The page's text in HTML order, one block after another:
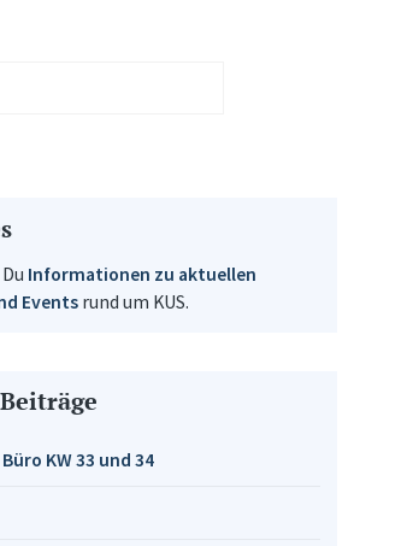
Informationen zu aktuellen
Eventsrund um KUS.
KW 33 und 34